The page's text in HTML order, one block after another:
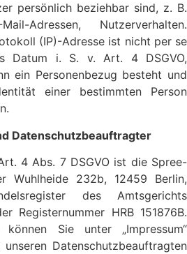
persönlich beziehbar sind, z. B.
Adressen, Nutzerverhalten.
(IP)-Adresse ist nicht per se
Datum i. S. v. Art. 4 DSGVO,
ein Personenbezug besteht und
einer bestimmten Person
Datenschutzbeauftragter
4 Abs. 7 DSGVO ist die Spree-
Wuhlheide 232b, 12459 Berlin,
des Amtsgerichts
Registernummer HRB 151876B.
können Sie unter „Impressum“
Datenschutzbeauftragten